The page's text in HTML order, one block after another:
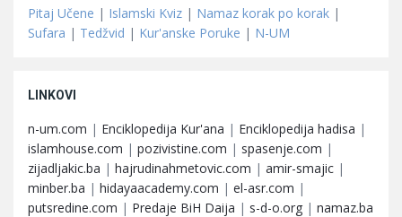
Pitaj Učene | Islamski Kviz | Namaz korak po korak |
Sufara | Tedžvid | Kur'anske Poruke | N-UM
LINKOVI
n-um.com | Enciklopedija Kur'ana | Enciklopedija hadisa |
islamhouse.com | pozivistine.com | spasenje.com |
zijadljakic.ba | hajrudinahmetovic.com | amir-smajic |
minber.ba | hidayaacademy.com | el-asr.com |
putsredine.com | Predaje BiH Daija | s-d-o.org | namaz.ba